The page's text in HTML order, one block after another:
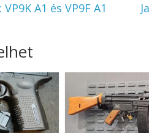
A1 és VP9F A1